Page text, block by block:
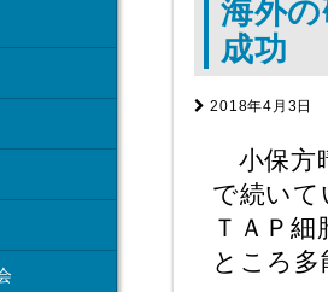
海外
成功
2018年4月3日
小保方
で続い
ＴＡＰ
ところ